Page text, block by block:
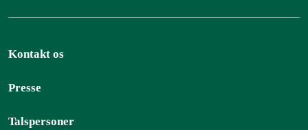
Kontakt os
Presse
Talspersoner